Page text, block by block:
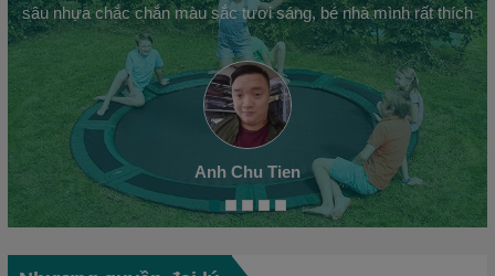
sâu nhựa chắc chắn màu sắc tươi sáng, bé nhà mình rất thích
Anh Chu Tien